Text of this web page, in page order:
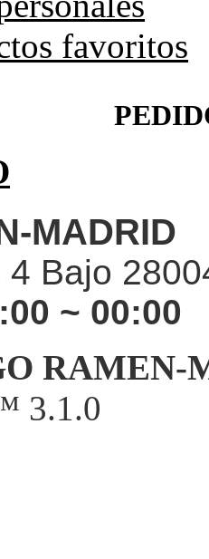
favoritos
MADRID
4 Bajo
~ 00:00
RAMEN-
3.1.0